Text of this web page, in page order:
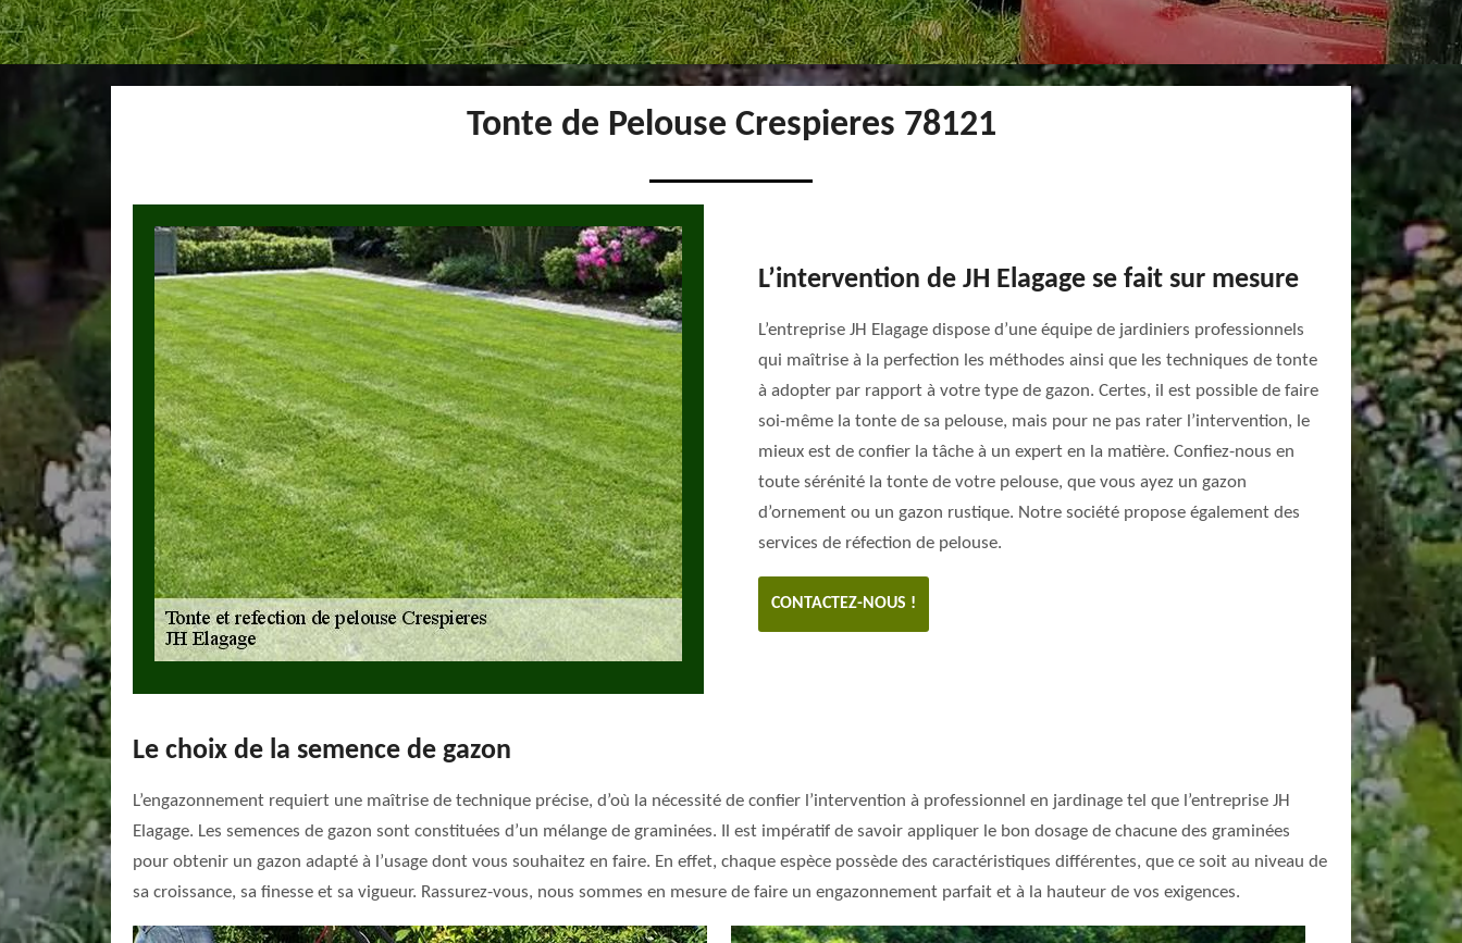
Tonte de Pelouse Crespieres 78121
L’intervention de JH Elagage se fait sur mesure
L’entreprise JH Elagage dispose d’une équipe de jardiniers professionnels
qui maîtrise à la perfection les méthodes ainsi que les techniques de tonte
à adopter par rapport à votre type de gazon. Certes, il est possible de faire
soi-même la tonte de sa pelouse, mais pour ne pas rater l’intervention, le
mieux est de confier la tâche à un expert en la matière. Confiez-nous en
toute sérénité la tonte de votre pelouse, que vous ayez un gazon
d’ornement ou un gazon rustique. Notre société propose également des
services de réfection de pelouse.
CONTACTEZ-NOUS !
Le choix de la semence de gazon
L’engazonnement requiert une maîtrise de technique précise, d’où la nécessité de confier l’intervention à professionnel en jardinage tel que l’entreprise JH
Elagage. Les semences de gazon sont constituées d’un mélange de graminées. Il est impératif de savoir appliquer le bon dosage de chacune des graminées
pour obtenir un gazon adapté à l’usage dont vous souhaitez en faire. En effet, chaque espèce possède des caractéristiques différentes, que ce soit au niveau de
sa croissance, sa finesse et sa vigueur. Rassurez-vous, nous sommes en mesure de faire un engazonnement parfait et à la hauteur de vos exigences.